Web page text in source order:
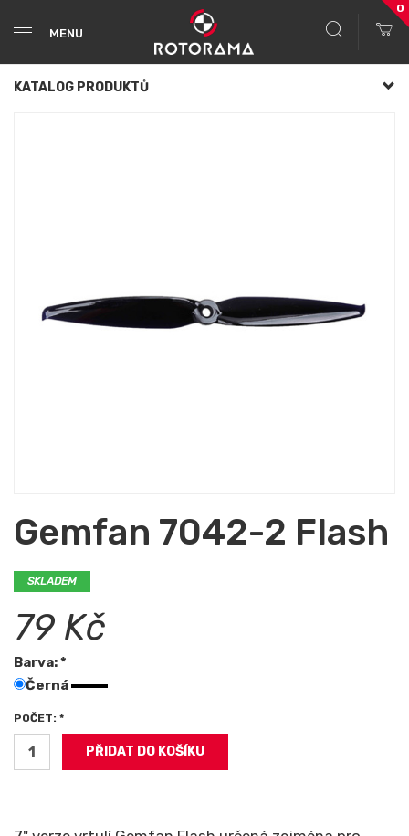
MENU
0
KATALOG PRODUKTŮ
Gemfan 7042-2 Flash
SKLADEM
79 Kč
Barva: *
Černá
POČET: *